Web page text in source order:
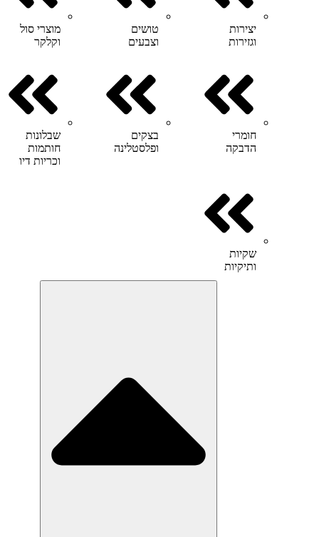
יצירות
וגזירות
טושים
וצבעים
מוצרי סול
וקלקר
חומרי
הדבקה
בצקים
ופלסטלינה
שבלונות
חותמות
וכריות דיו
שקיות
ותיקיות